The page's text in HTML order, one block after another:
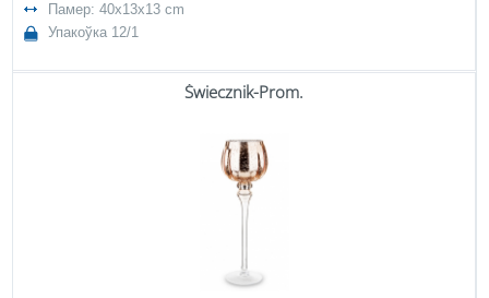
Памер: 40x13x13 cm
Упакоўка 12/1
Świecznik-Prom.